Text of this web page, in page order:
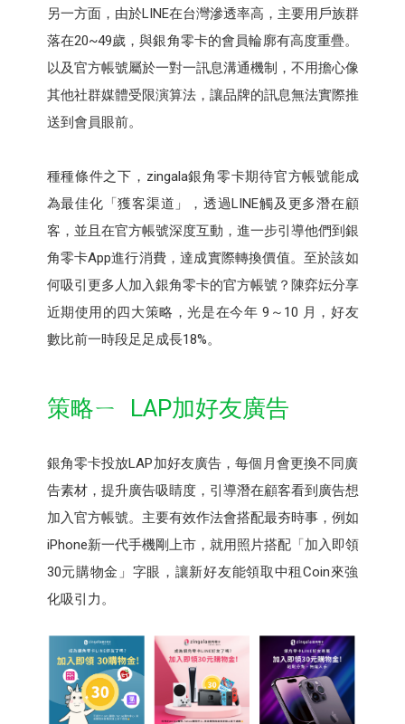
另一方面，由於LINE在台灣滲透率高，主要用戶族群
落在20~49歲，與銀角零卡的會員輪廓有高度重疊。
以及官方帳號屬於一對一訊息溝通機制，不用擔心像
其他社群媒體受限演算法，讓品牌的訊息無法實際推
送到會員眼前。
種種條件之下，zingala銀角零卡期待官方帳號能成
為最佳化「獲客渠道」，透過LINE觸及更多潛在顧
客，並且在官方帳號深度互動，進一步引導他們到銀
角零卡App進行消費，達成實際轉換價值。至於該如
何吸引更多人加入銀角零卡的官方帳號？陳弈妘分享
近期使用的四大策略，光是在今年 9～10 月，好友
數比前一時段足足成長18%。
策略ㄧ LAP加好友廣告
銀角零卡投放LAP加好友廣告，每個月會更換不同廣
告素材，提升廣告吸睛度，引導潛在顧客看到廣告想
加入官方帳號。主要有效作法會搭配最夯時事，例如
iPhone新一代手機剛上市，就用照片搭配「加入即領
30元購物金」字眼，讓新好友能領取中租Coin來強
化吸引力。